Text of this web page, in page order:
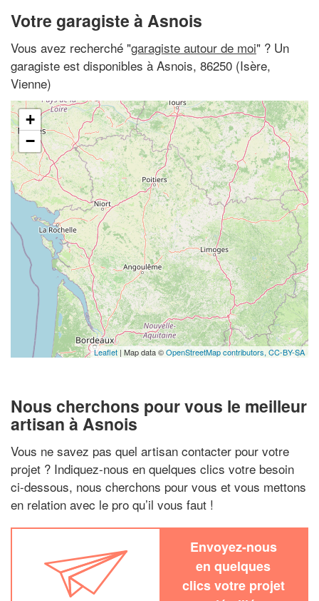
Votre garagiste à Asnois
Vous avez recherché "garagiste autour de moi" ? Un
garagiste est disponibles à Asnois, 86250 (Isère,
Vienne)
+
−
Leaflet | Map data ©OpenStreetMap contributors, CC-BY-SA
Nous cherchons pour vous le meilleur
artisan à Asnois
Vous ne savez pas quel artisan contacter pour votre
projet ? Indiquez-nous en quelques clics votre besoin
ci-dessous, nous cherchons pour vous et vous mettons
en relation avec le pro qu’il vous faut !
Envoyez-nous
en quelques
clics votre projet